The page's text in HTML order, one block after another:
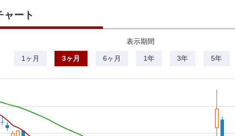
ャート
表示期間
1ヶ月 3ヶ月 6ヶ月 1年 3年 5年